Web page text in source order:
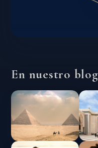
En nuestro blog